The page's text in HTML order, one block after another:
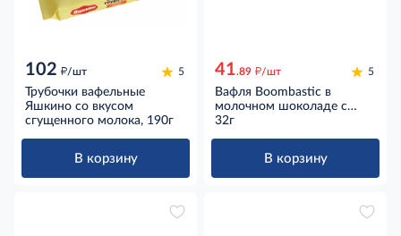
102 д/шт 5
Трубочки вафельные
Яшкино со вкусом
сгущенного молока, 190г
В корзину
41.89 д/шт 5
Вафля Boombastic в
молочном шоколаде с
ореховой начинкой и
32г
В корзину